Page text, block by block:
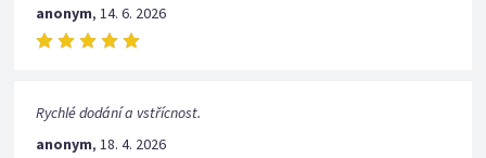
anonym,14. 6. 2026
Rychlé dodání a vstřícnost.
anonym,18. 4. 2026